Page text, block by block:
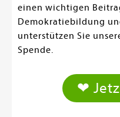
einen wichtigen
Demokratiebildung
unterstützen Sie
Spende.
❤